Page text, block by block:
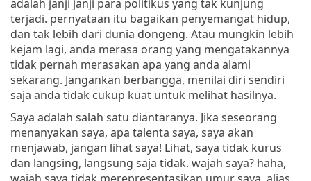
adalah janji janji para politikus yang tak kunjung
terjadi. pernyataan itu bagaikan penyemangat hidup,
dan tak lebih dari dunia dongeng. Atau mungkin lebih
kejam lagi, anda merasa orang yang mengatakannya
tidak pernah merasakan apa yang anda alami
sekarang. Jangankan berbangga, menilai diri sendiri
saja anda tidak cukup kuat untuk melihat hasilnya.
Saya adalah salah satu diantaranya. Jika seseorang
menanyakan saya, apa talenta saya, saya akan
menjawab, jangan lihat saya! Lihat, saya tidak kurus
dan langsing, langsung saja tidak. wajah saya? haha,
wajah saya tidak merepresentasikan umur saya, alias